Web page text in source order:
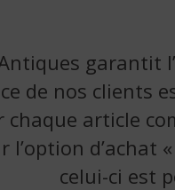
garantit
de nos clients
chaque article
l’option d’achat
celui-ci est